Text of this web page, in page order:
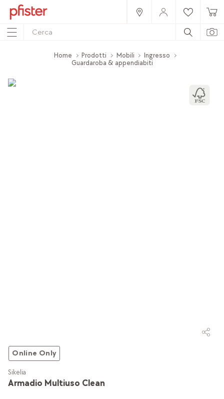
Home Prodotti Mobili
Ingresso
Guardaroba & appendiabiti
Online Only
Armadio Multiuso Clean
Sikelia